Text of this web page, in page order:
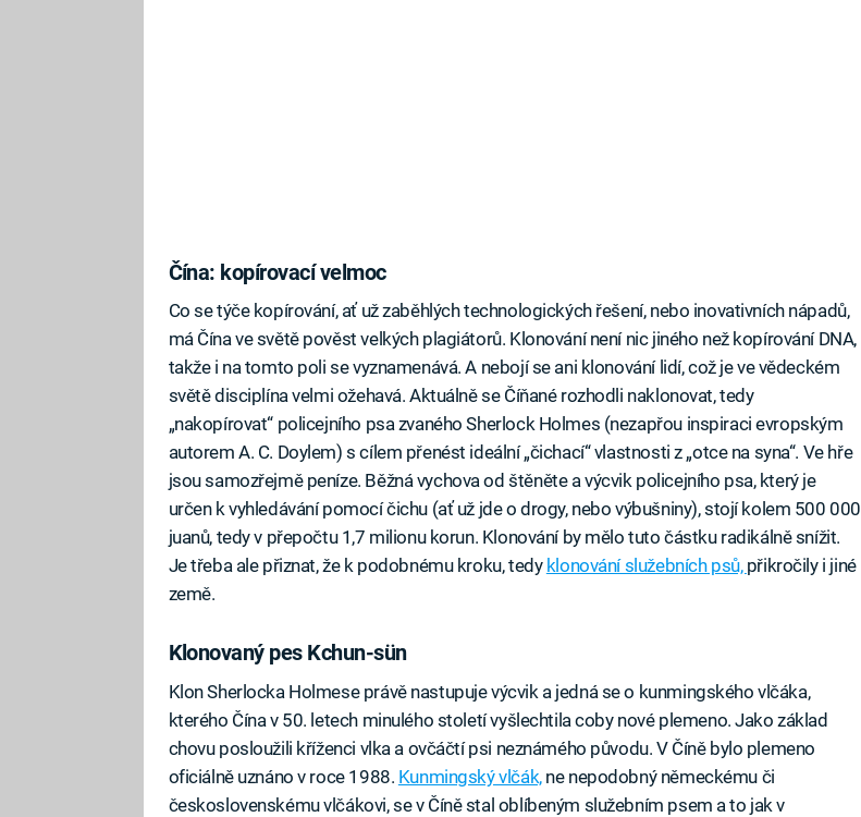
Čína: kopírovací velmoc
Co se týče kopírování, ať už zaběhlých technologických řešení, nebo inovativních nápadů,
má Čína ve světě pověst velkých plagiátorů. Klonování není nic jiného než kopírování DNA,
takže i na tomto poli se vyznamenává. A nebojí se ani klonování lidí, což je ve vědeckém
světě disciplína velmi ožehavá. Aktuálně se Číňané rozhodli naklonovat, tedy
„nakopírovat“ policejního psa zvaného Sherlock Holmes (nezapřou inspiraci evropským
autorem A. C. Doylem) s cílem přenést ideální „čichací“ vlastnosti z „otce na syna“. Ve hře
jsou samozřejmě peníze. Běžná vychova od štěněte a výcvik policejního psa, který je
určen k vyhledávání pomocí čichu (ať už jde o drogy, nebo výbušniny), stojí kolem 500 000
juanů, tedy v přepočtu 1,7 milionu korun. Klonování by mělo tuto částku radikálně snížit.
Je třeba ale přiznat, že k podobnému kroku, tedy klonování služebních psů, přikročily i jiné
země.
Klonovaný pes Kchun-sün
Klon Sherlocka Holmese právě nastupuje výcvik a jedná se o kunmingského vlčáka,
kterého Čína v 50. letech minulého století vyšlechtila coby nové plemeno. Jako základ
chovu posloužili kříženci vlka a ovčáčtí psi neznámého původu. V Číně bylo plemeno
oficiálně uznáno v roce 1988. Kunmingský vlčák,ne nepodobný německému či
československému vlčákovi, se v Číně stal oblíbeným služebním psem a to jak v